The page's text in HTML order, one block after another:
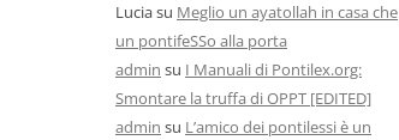
Luciasu Meglio un ayatollah in casa che
un pontifeSSo alla porta
admin su I Manuali di Pontilex.org:
Smontare la truffa di OPPT [EDITED]
admin su L’amico dei pontilessi è un